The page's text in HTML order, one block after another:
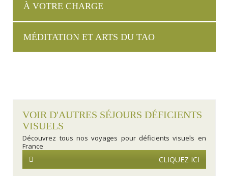
À VOTRE CHARGE
MÉDITATION ET ARTS DU TAO
VOIR D'AUTRES SÉJOURS DÉFICIENTS
VISUELS
Découvrez tous nos voyages pour déficients visuels en
France
CLIQUEZ ICI